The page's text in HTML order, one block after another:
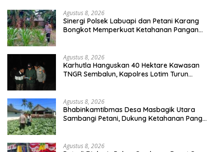
Agustus 8, 2026
Sinergi Polsek Labuapi dan Petani Karang
Bongkot Memperkuat Ketahanan Pangan
Agustus 8, 2026
Karhutla Hanguskan 40 Hektare Kawasan
TNGR Sembalun, Kapolres Lotim Turun
Agustus 8, 2026
Bhabinkamtibmas Desa Masbagik Utara
Sambangi Petani, Dukung Ketahanan Pangan
Agustus 8, 2026